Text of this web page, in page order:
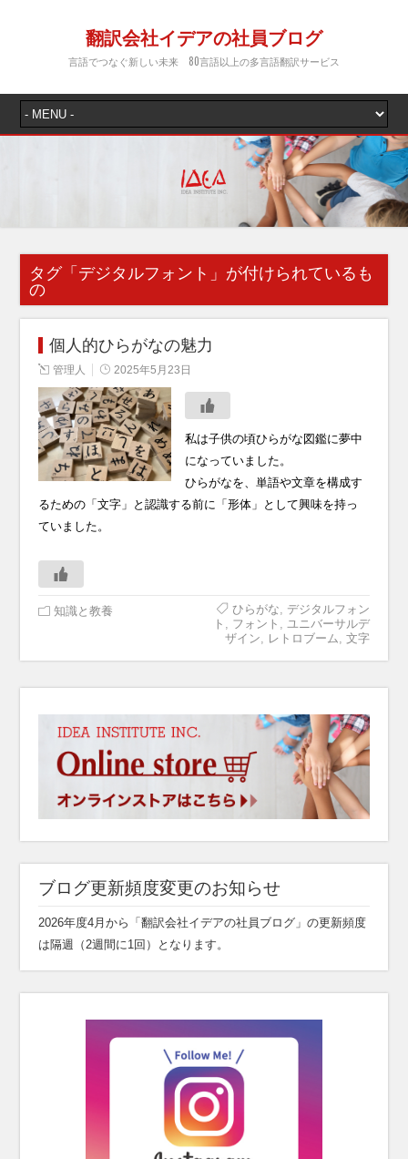
翻訳会社イデアの社員ブログ
言語でつなぐ新しい未来 80言語以上の多言語翻訳サービス
タグ「デジタルフォント 」が付けられているも
の
個人的ひらがなの魅力
管理人 2025年5月23日
私は子供の頃ひらがな図鑑に夢中
になっていました。
ひらがなを、単語や文章を構成す
るための「文字」と認識する前に「形体」として興味を持っ
ていました。
知識と教養 ひらがな
デジタルフォン
ト
フォント
ユニバーサルデ
ザイン
レトロブーム 文字
ブログ更新頻度変更のお知らせ
2026年度4月から「翻訳会社イデアの社員ブログ」の更新頻度
は隔週（2週間に1回）となります。